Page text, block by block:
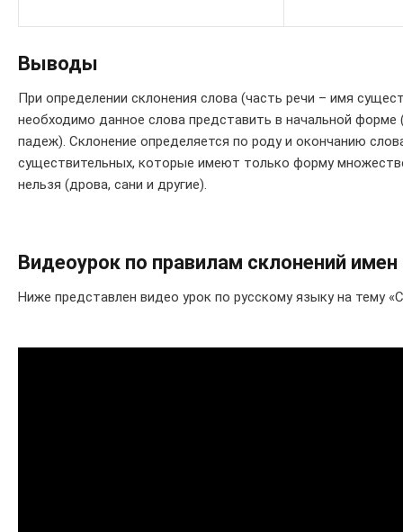
Выводы
При определении склонения слова (часть речи – имя
необходимо данное слова представить в начальной форме
падеж). Склонение определяется по роду и окончанию
существительных, которые имеют только форму
нельзя (дрова, сани и другие).
Видеоурок по правилам склонений
Ниже представлен видео урок по русскому языку на тему